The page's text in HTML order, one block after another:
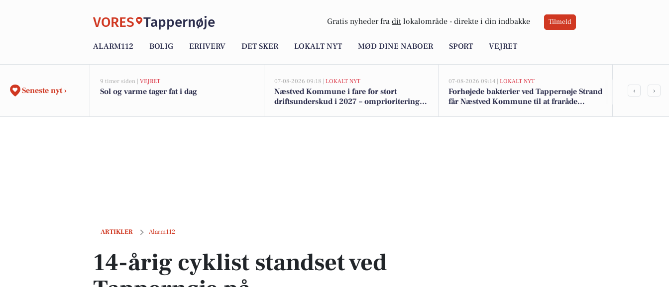
VORES Tappernøje Gratis nyheder fra dit lokalområde - direkte i din indbakke Tilmeld
ALARM112 BOLIG ERHVERV DET SKER LOKALT NYT MØD DINE NABOER SPORT VEJRET
Seneste nyt ›
9 timer siden | VEJRET
Sol og varme tager fat i dag
07-08-2026 09:18 | LOKALT NYT
Næstved Kommune i fare for stort
driftsunderskud i 2027 – omprioriteringer
07-08-2026 09:14 | LOKALT NYT
Forhøjede bakterier ved Tappernøje Strand
får Næstved Kommune til at fraråde
‹ ›
ARTIKLER Alarm112
14-årig cyklist standset ved Tappernøje på Sydmotorvejen
14-årig cyklist standset ved